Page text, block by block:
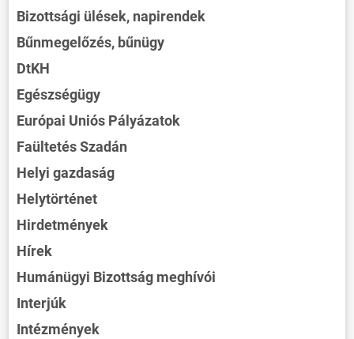
Bizottsági ülések, napirendek
Bűnmegelőzés, bűnügy
DtKH
Egészségügy
Európai Uniós Pályázatok
Faültetés Szadán
Helyi gazdaság
Helytörténet
Hirdetmények
Hírek
Humánügyi Bizottság meghívói
Interjúk
Intézmények